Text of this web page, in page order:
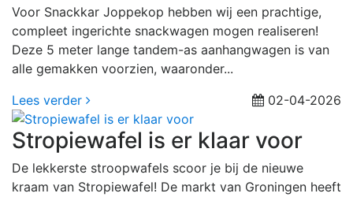
Voor Snackkar Joppekop hebben wij een prachtige,
compleet ingerichte snackwagen mogen realiseren!
Deze 5 meter lange tandem-as aanhangwagen is van
alle gemakken voorzien, waaronder...
Lees verder
02-04-2026
Stropiewafel is er klaar voor
De lekkerste stroopwafels scoor je bij de nieuwe
kraam van Stropiewafel! De markt van Groningen heeft